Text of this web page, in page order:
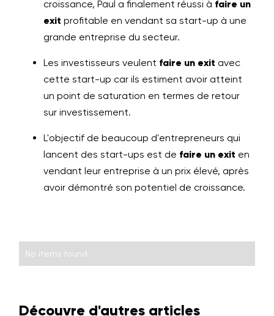
croissance, Paul a finalement réussi à faire un
exit profitable en vendant sa start-up à une
grande entreprise du secteur.
Les investisseurs veulent faire un exit avec
cette start-up car ils estiment avoir atteint
un point de saturation en termes de retour
sur investissement.
L'objectif de beaucoup d'entrepreneurs qui
lancent des start-ups est de faire un exit en
vendant leur entreprise à un prix élevé, après
avoir démontré son potentiel de croissance.
No items found.
Découvre d'autres articles